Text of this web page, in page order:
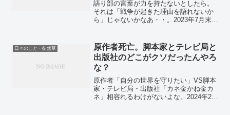
語り部の言葉が力を持たないとしたら。
それは「戦争が起きた理由を語れないか
ら」じゃないかなあ・・。2023年7月末。
すな。なんか、戦争の語り部が引退した
り、亡...
日々のこと・徒然草
原作者死亡。脚本家とテレビ局と
出版社のどこがクソだったんやろ
な？
原作者「自分の世界を守りたい」VS脚本
家・テレビ局・出版社「カネ金かね金カ
ネ」相容れるわけがないよな。2024年2